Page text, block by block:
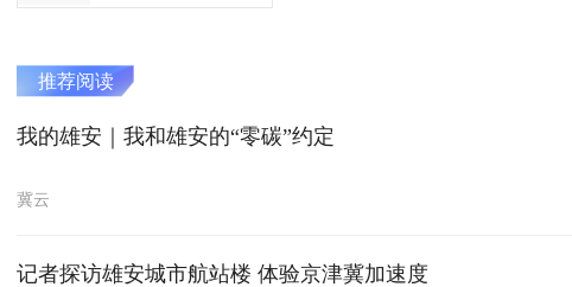
推荐阅读
我的雄安｜我和雄安的“零碳”约定
冀云
记者探访雄安城市航站楼 体验京津冀加速度